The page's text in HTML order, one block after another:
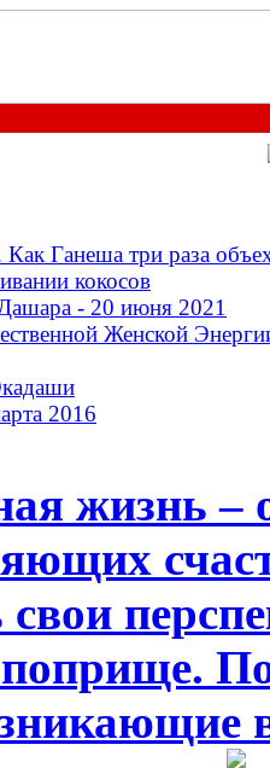
Ганеша три раза
кокосов
- 20 июня 2021
Женской
2016
жизнь –